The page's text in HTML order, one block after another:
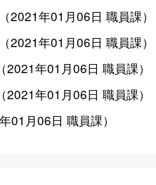
（2021年01月06日 職員課）
（2021年01月06日 職員課）
（2021年01月06日 職員課）
（2021年01月06日 職員課）
01月06日 職員課）